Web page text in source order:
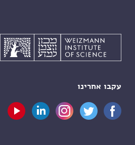
עקבו אחרינו